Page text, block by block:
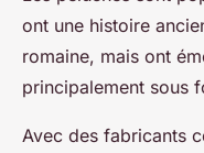
ont une histoire
romaine, mais ont
principalement sous
Avec des fabricants